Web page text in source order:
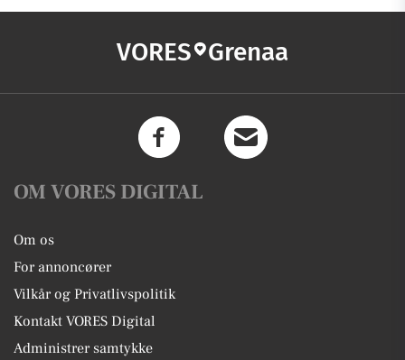
VORES Grenaa
OM VORES DIGITAL
Om os
For annoncører
Vilkår og Privatlivspolitik
Kontakt VORES Digital
Administrer samtykke